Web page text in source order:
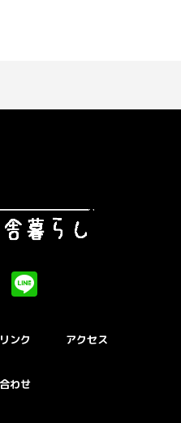
ンク アクセス
わせ